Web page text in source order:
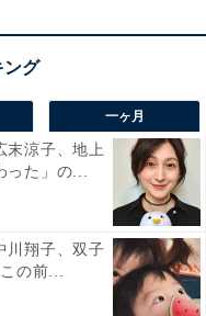
一ヶ月
末涼子、地上
った」の...
川翔子、双子
の前...